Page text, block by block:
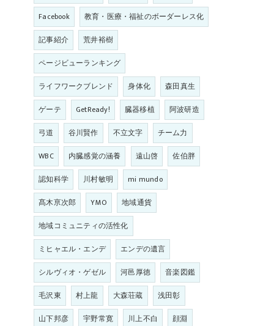
Facebook
教育・医療・福祉のボーダーレス化
記事紹介
荒井裕樹
ページビューランキング
ライフワークブレンド
身体化
森田真生
ゲーテ
GetReady! 臓器移植
阿波研造
弓道
谷川賢作 不立文字
チーム力
WBC
内臓感覚の涵養 遠山啓
佐伯胖
認知科学
川村敏明
mi mundo
髙木亰次郎
YMO
地域通貨
地域コミュニティの活性化
ミヒャエル・エンデ
エンデの遺言
シルヴィオ・ゲゼル
河邑厚徳
音楽図鑑
毛沢東
村上龍 大森荘蔵
浅田彰
山下邦彦
宇野常寛 川上不白
顔淵